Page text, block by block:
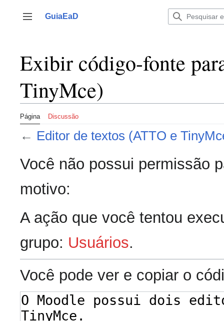
para
Alternar barra lateral
GuiaEaD
Exibir código-fonte
TinyMce)
Página Discussão
← Editor de textos (ATTO e
Você não possui permissão
motivo:
A ação que você tentou
grupo: Usuários.
Você pode ver e copiar o